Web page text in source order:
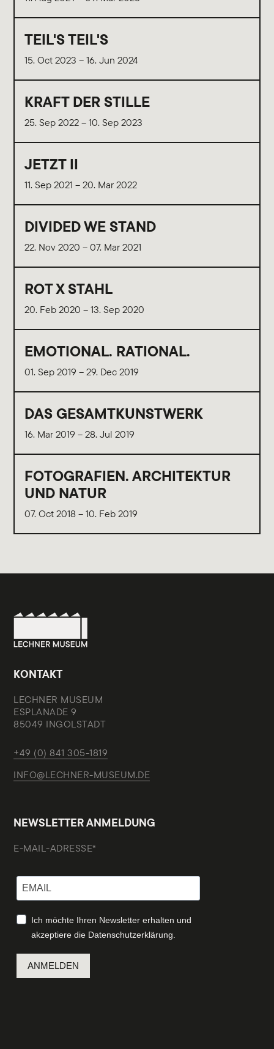
TEIL'S TEIL'S
15. Oct 2023 – 16. Jun 2024
KRAFT DER STILLE
25. Sep 2022 – 10. Sep 2023
JETZT II
11. Sep 2021 – 20. Mar 2022
DIVIDED WE STAND
22. Nov 2020 – 07. Mar 2021
ROT X STAHL
20. Feb 2020 – 13. Sep 2020
EMOTIONAL. RATIONAL.
01. Sep 2019 – 29. Dec 2019
DAS GESAMTKUNSTWERK
16. Mar 2019 – 28. Jul 2019
FOTOGRAFIEN. ARCHITEKTUR
UND NATUR
07. Oct 2018 – 10. Feb 2019
KONTAKT
LECHNER MUSEUM
ESPLANADE 9
85049 INGOLSTADT
+49 (0) 841 305-1819
INFO@LECHNER-MUSEUM.DE
NEWSLETTER ANMELDUNG
E-MAIL-ADRESSE*
Ich möchte Ihren Newsletter erhalten und
akzeptiere die Datenschutzerklärung.
ANMELDEN